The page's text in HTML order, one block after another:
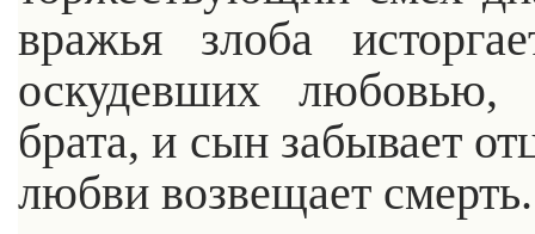
вражья злоба
оскудевших любовью,
брата, и сын забывает
любви возвещает смерть.